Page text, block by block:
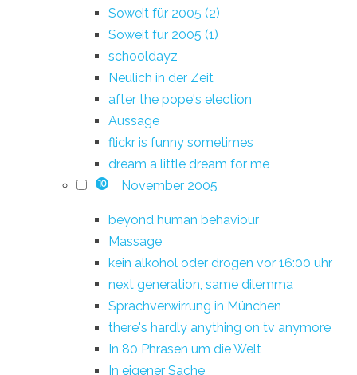
Soweit für 2005 (2)
Soweit für 2005 (1)
schooldayz
Neulich in der Zeit
after the pope's election
Aussage
flickr is funny sometimes
dream a little dream for me
10 November 2005
beyond human behaviour
Massage
kein alkohol oder drogen vor 16:00 uhr
next generation, same dilemma
Sprachverwirrung in München
there's hardly anything on tv anymore
In 80 Phrasen um die Welt
In eigener Sache